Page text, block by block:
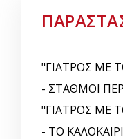
"ΓΙΑΤΡΟΣ ΜΕ
- ΣΤΑΘΜΟΙ
"ΓΙΑΤΡΟΣ ΜΕ
- ΤΟ